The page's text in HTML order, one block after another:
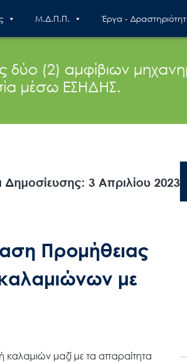
Μ.Δ.Π.Π. Έργα -
(2) αμφίβιων
μέσω ΕΣΗΔΗΣ.
Δημοσίευσης: 3 Απριλίου 2023
Προμήθειας
με
καλαμιών μαζί με τα απαραίτητα